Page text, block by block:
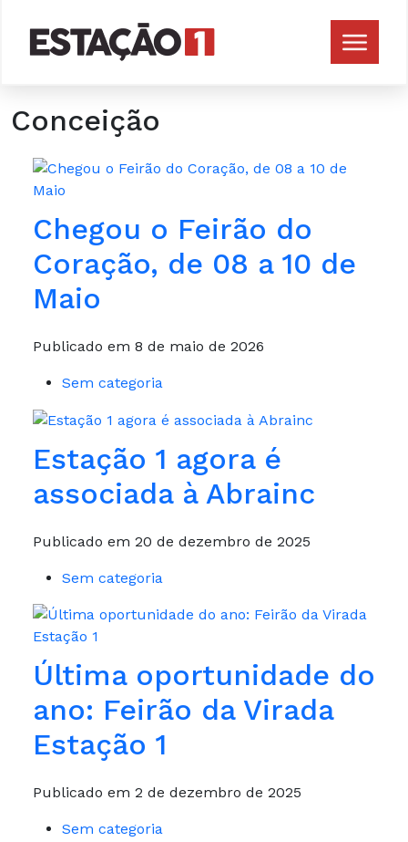
Conceição
Chegou o Feirão do
Coração, de 08 a 10 de
Maio
Publicado em 8 de maio de 2026
Sem categoria
Estação 1 agora é
associada à Abrainc
Publicado em 20 de dezembro de 2025
Sem categoria
Última oportunidade do
ano: Feirão da Virada
Estação 1
Publicado em 2 de dezembro de 2025
Sem categoria